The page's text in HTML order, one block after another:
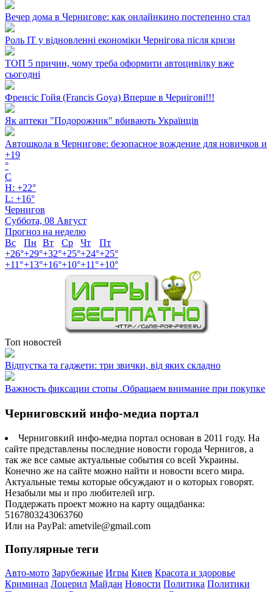
Вечер дома в Чернигове: как онлайнкино постепенно стал
Роль ІТ у відновленні економіки Чернігова після кризи
ТОП 5 причин, чому треба оформити автоцивілку вже
сьогодні
Френсіс Гойя (Francis Goya) Вперше в Чернігові!!!
Як аптеки "Подорожник" вбивають Українців
Автошкола в Чернигове: безопасное вождение для новичков и
+19
°
C
H: +22°
L: +16°
Чернигов
Суббота, 08 Август
Прогноз на неделю
Вс
Пн Вт Ср Чт
Пт
+26°+29°+32°+25°+24°+25°
+11°+13°+16°+10°+11°+10°
Топ новостей
Відпустка та гаджети: три звички, від яких складно
Важность фиксации стопы .Обращаем внимание при покупке
Черниговский инфо-медиа портал
Черниговкий инфо-медиа портал основан в 2011 году. На
сайте представлены последние новости города Чернигов, а
так же все самые актуальные события со всей Украины.
Конечно же на сайте можно найти и новости всего мира.
Актуальные темы которые обсуждают и о которых говорят.
Незабыли мы и про любителей игр.
Поддержать проект можно на карту ощадбанка:
5167803243063760
Или на PayPal: ametvile@gmail.com
Популярные теги
Авто-мото Зарубежные Игры Киев Красота и здоровье
Криминал Лоцерил Майдан Новости Политика Политики